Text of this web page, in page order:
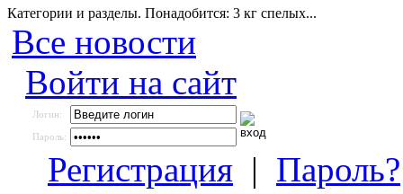
Категории и разделы. Понадобится: 3 кг спелых...
Все новости
Войти на сайт
Логин:
Пароль:
Регистрация | Пароль?